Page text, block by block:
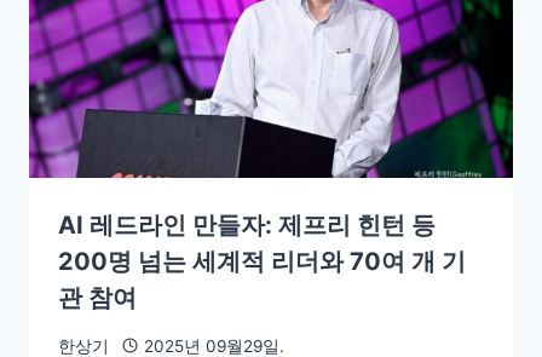
AI 레드라인 만들자: 제프리 힌턴 등
200명 넘는 세계적 리더와 70여 개 기
관 참여
한상기 2025년 09월29일.